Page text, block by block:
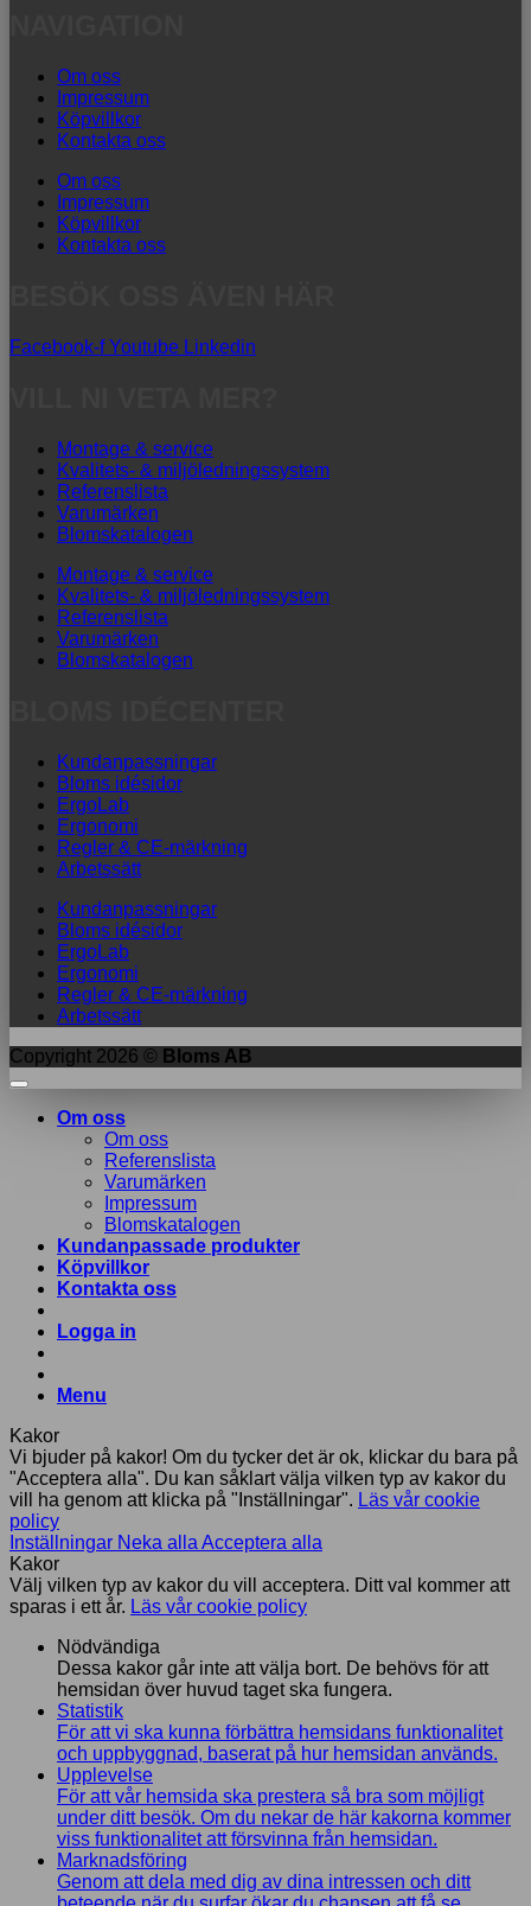
Om oss
Impressum
Köpvillkor
Kontakta oss
Om oss
Impressum
Köpvillkor
Kontakta oss
Facebook-f Youtube Linkedin
Montage & service
Kvalitets- & miljöledningssystem
Referenslista
Varumärken
Blomskatalogen
Montage & service
Kvalitets- & miljöledningssystem
Referenslista
Varumärken
Blomskatalogen
Kundanpassningar
Bloms idésidor
ErgoLab
Ergonomi
Regler & CE-märkning
Arbetssätt
Kundanpassningar
Bloms idésidor
ErgoLab
Ergonomi
Regler & CE-märkning
Arbetssätt
Copyright 2026 © Bloms AB
Om oss
Om oss
Referenslista
Varumärken
Impressum
Blomskatalogen
Kundanpassade produkter
Köpvillkor
Kontakta oss
Logga in
Menu
Kakor
Vi bjuder på kakor! Om du tycker det är ok, klickar du bara på
"Acceptera alla". Du kan såklart välja vilken typ av kakor du
vill ha genom att klicka på "Inställningar". Läs vår cookie
policy
Inställningar Neka alla Acceptera alla
Kakor
Välj vilken typ av kakor du vill acceptera. Ditt val kommer att
sparas i ett år. Läs vår cookie policy
Nödvändiga
Dessa kakor går inte att välja bort. De behövs för att
hemsidan över huvud taget ska fungera.
Statistik
För att vi ska kunna förbättra hemsidans funktionalitet
och uppbyggnad, baserat på hur hemsidan används.
Upplevelse
För att vår hemsida ska prestera så bra som möjligt
under ditt besök. Om du nekar de här kakorna kommer
viss funktionalitet att försvinna från hemsidan.
Marknadsföring
Genom att dela med dig av dina intressen och ditt